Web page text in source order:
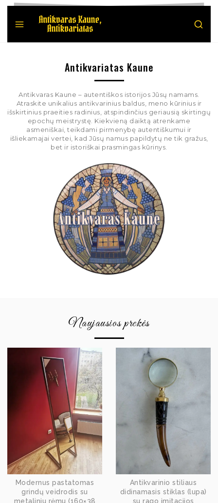
Antikvariatas Kaune
Antikvaras Kaune – autentiškos istorijos Jūsų namams.
Atraskite unikalius antikvarinius baldus, meno kūrinius ir
išskirtinius praeities radinius, atspindinčius geriausią skirtingų
epochų meistrystę. Kiekvieną daiktą atrenkame
asmeniškai, teikdami pirmenybę autentiškumui ir
išliekamajai vertei, kad Jūsų namus papildytų ne tik gražus,
bet ir istoriškai prasmingas kūrinys.
Naujausios prekės
Modernus pastatomas
grindų veidrodis su
metaliniu rėmu (160×38
Antikvarinio stiliaus
didinamasis stiklas (lupa)
su rago imitacijos